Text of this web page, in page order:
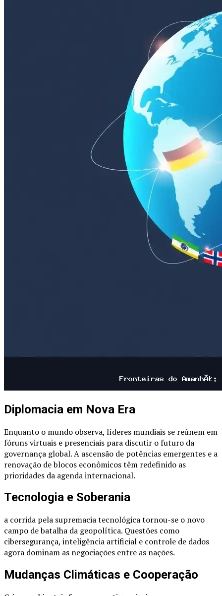
Diplomacia em Nova Era
Enquanto o mundo observa, líderes mundiais se reúnem em
fóruns virtuais e presenciais para discutir o futuro da
governança global. A ascensão de potências emergentes e a
renovação de blocos econômicos têm redefinido as
prioridades da agenda internacional.
Tecnologia e Soberania
a corrida pela supremacia tecnológica tornou-se o novo
campo de batalha da geopolítica. Questões como
cibersegurança, inteligência artificial e controle de dados
agora dominam as negociações entre as nações.
Mudanças Climáticas e Cooperação